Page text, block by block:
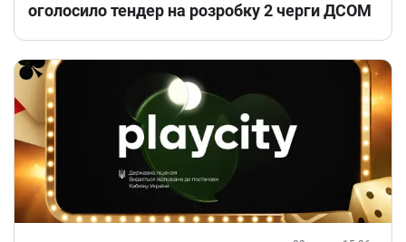
оголосило тендер на розробку 2 черги ДСОМ